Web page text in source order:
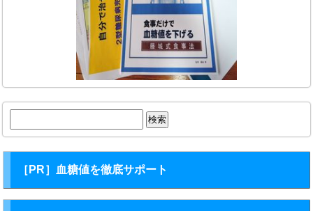
索:
［PR］血糖値を徹底サポート